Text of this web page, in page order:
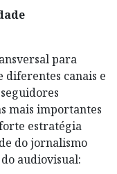
para
diferentes canais e
mais importantes
estratégia
do jornalismo
audiovisual: